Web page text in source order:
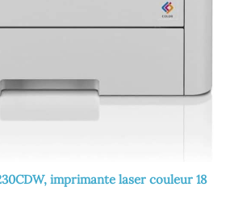
imprimante laser couleur 18